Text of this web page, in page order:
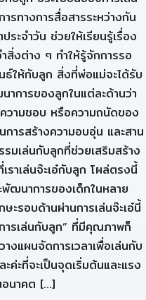
รทางการสื่อสารระหว่างกัน
ะจำวัน ช่วยให้เรียนรู้เรื่อง
งต่าง ๆ ทำให้รู้จักการรอ
ให้กับลูก สิ่งที่พ่อแม่จะได้รับ
าการของลูกในแต่ละด้านว่า
ความชอบ หรือความถนัดของ
ารสร้างความอบอุ่น และสาน
มเล่นกับลูกที่ช่วยเสริมสร้าง
าเล่นจ๊ะเอ๋กับลูก โผล่ตรงนี้
ฒนาการของเด็กในหลาย
ะรอบด้านผ่านการเล่นจ๊ะเอ๋นี้
ารเล่นกับลูก” ที่มีคุณภาพก็
งแผนจัดการเวลาเพื่อเล่นกับ
ค่ะที่จะเป็นจุดเริ่มต้นและแรง
อนาคต […]